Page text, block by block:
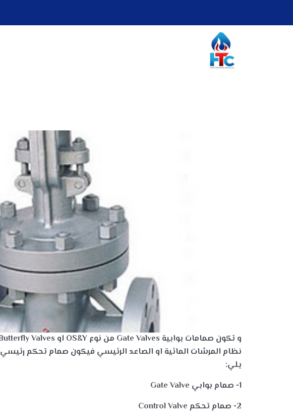
و تكون صمامات بوابية من نوع او
نظام المرشات المائية او الصاعد الرئيسي فيكون صمام تحكم رئيسي
يلي:
1- صمام بوابي
2- صمام تحكم